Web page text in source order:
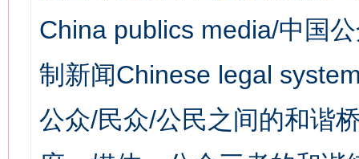
China publics media/中国
制新闻Chinese legal
公众/民众/公民之间的和谐